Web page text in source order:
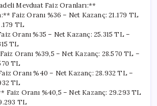
Mevduat Faiz Oranları:**
Faiz Oranı %36 – Net Kazanç: 21.179 TL
TL
Oranı %35 – Net Kazanç: 25.315 TL –
TL
Oranı %39,5 – Net Kazanç: 28.570 TL –
TL
Oranı %40 – Net Kazanç: 28.932 TL –
TL
Faiz Oranı %40,5 – Net Kazanç: 29.293 TL
TL